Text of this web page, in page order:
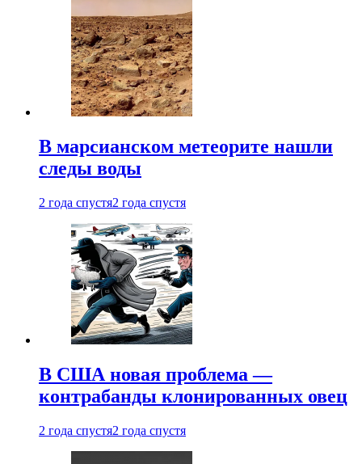
В марсианском метеорите нашли
следы воды
2 года спустя2 года спустя
В США новая проблема —
контрабанды клонированных овец
2 года спустя2 года спустя